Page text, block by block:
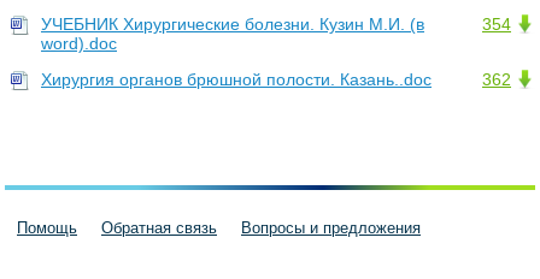
354
УЧЕБНИК Хирургические болезни. Кузин М.И. (в
word).doc
362
Хирургия органов брюшной полости. Казань..doc
Помощь Обратная связь Вопросы и предложения